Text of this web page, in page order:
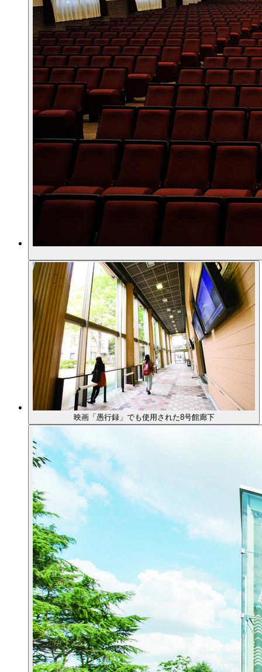
映画「愚行録」でも使用された8号館廊下